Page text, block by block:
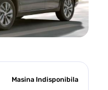
Masina Indisponibila